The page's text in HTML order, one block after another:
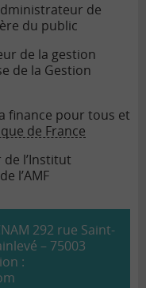
de
du public
de la gestion
de la Gestion
finance pour tous et
de France
l’Institut
l’AMF
292 rue Saint-
– 75003
: